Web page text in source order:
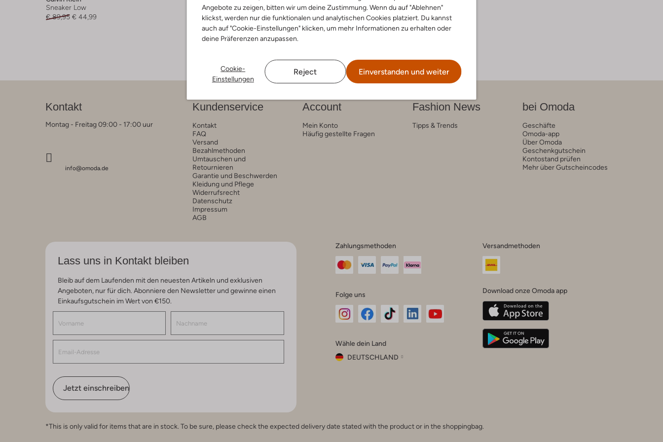
Angebote zu zeigen, bitten wir um deine Zustimmung. Wenn du auf "Ablehnen"
klickst, werden nur die funktionalen und analytischen Cookies platziert. Du kannst
auch auf "Cookie-Einstellungen" klicken, um mehr Informationen zu erhalten oder
deine Präferenzen anzupassen.
Cookie-
Einstellungen
Reject Einverstanden und weiter
Sneaker Low
€ 89,95 € 44,99
Sneaker Low
€ 74,95 € 29,99
Sneaker Low
€ 79,95 € 31,99
Kontakt
Montag - Freitag 09:00 - 17:00 uur
info@omoda.de
Kundenservice
Kontakt
FAQ
Versand
Bezahlmethoden
Umtauschen und
Retournieren
Garantie und Beschwerden
Kleidung und Pflege
Widerrufsrecht
Datenschutz
Impressum
AGB
Account
Mein Konto
Häufig gestellte Fragen
Fashion News
Tipps & Trends
bei Omoda
Geschäfte
Omoda-app
Über Omoda
Geschenkgutschein
Kontostand prüfen
Mehr über Gutscheincodes
Lass uns in Kontakt bleiben
Bleib auf dem Laufenden mit den neuesten Artikeln und exklusiven
Angeboten, nur für dich. Abonniere den Newsletter und gewinne einen
Einkaufsgutschein im Wert von €150.
Jetzt einschreiben
Zahlungsmethoden
Folge uns
Instagram
Facebook
TikTok
Wähle dein Land
DEUTSCHLAND
Belgique
Versandmethoden
Download onze Omoda app
*This is only valid for items that are in stock. To be sure, please check the expected delivery date stated with the product or in the shoppingbag.